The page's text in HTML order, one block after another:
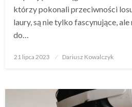
którzy pokonali przeciwności
laury, są nie tylko fascynujące,
do…
Opublikowane
21 lipca 2023 Dariusz Kowalczyk